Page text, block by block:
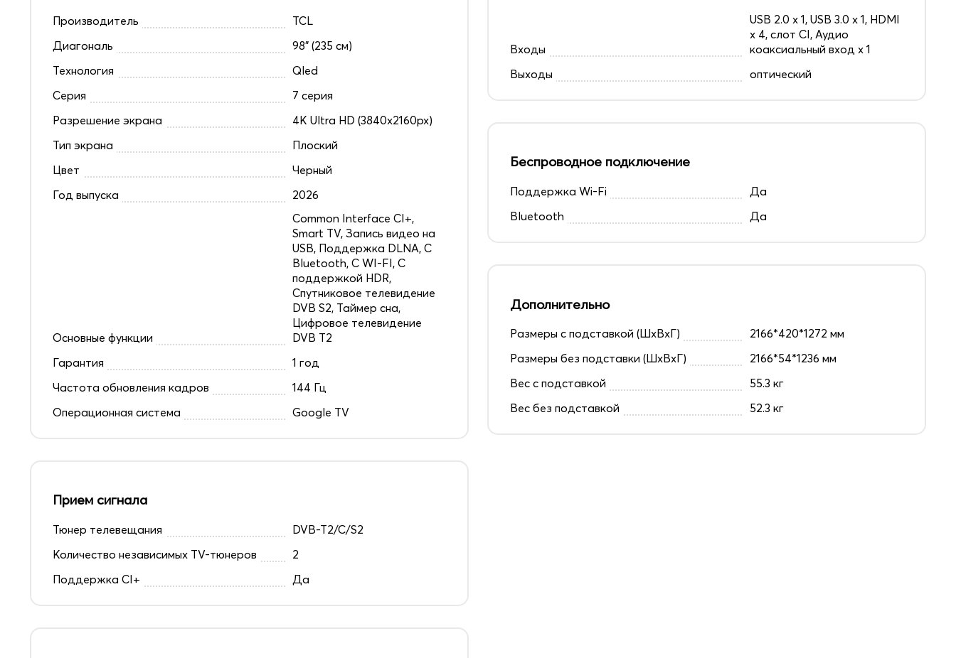
Производитель
TCL
Диагональ
98" (235 см)
Технология
Qled
Серия
7 серия
Разрешение экрана
4K Ultra HD (3840x2160px)
Тип экрана
Плоский
Цвет
Черный
Год выпуска
2026
Основные функции
Common Interface CI+,
Smart TV, Запись видео на
USB, Поддержка DLNA, С
Bluetooth, С WI-FI, С
поддержкой HDR,
Спутниковое телевидение
DVB S2, Таймер сна,
Цифровое телевидение
DVB T2
Гарантия
1 год
Частота обновления кадров
144 Гц
Операционная система
Google TV
Прием сигнала
Тюнер телевещания
DVB-T2/C/S2
Количество независимых TV-тюнеров
2
Поддержка CI+
Да
Входы
USB 2.0 х 1, USB 3.0 х 1, HDMI
x 4, слот CI, Аудио
коаксиальный вход х 1
Выходы
оптический
Беспроводное подключение
Поддержка Wi-Fi
Да
Bluetooth
Да
Дополнительно
Размеры с подставкой (ШxВxГ)
2166*420*1272 мм
Размеры без подставки (ШxВxГ)
2166*54*1236 мм
Вес с подставкой
55.3 кг
Вес без подставкой
52.3 кг